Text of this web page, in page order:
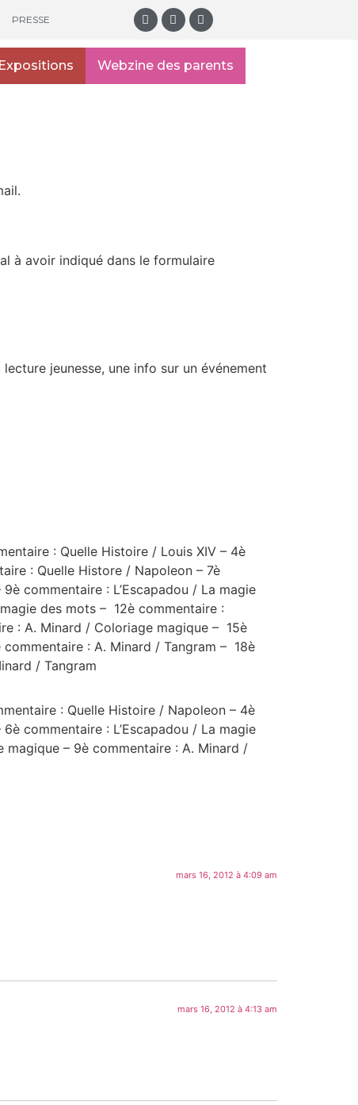
PRESSE
Expositions Webzine des parents
à avoir indiqué dans le formulaire
jeunesse, une info sur un événement
: Quelle Histoire / Louis XIV – 4è
: Quelle Histore / Napoleon – 7è
9è commentaire : L’Escapadou / La magie
des mots – 12è commentaire :
: A. Minard / Coloriage magique – 15è
commentaire : A. Minard / Tangram – 18è
/ Tangram
: Quelle Histoire / Napoleon – 4è
6è commentaire : L’Escapadou / La magie
magique – 9è commentaire : A. Minard /
mars 16, 2012 à 4:09 am
mars 16, 2012 à 4:13 am